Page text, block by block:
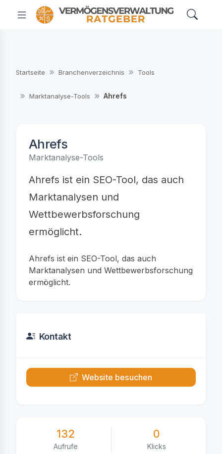
Startseite Branchenverzeichnis Tools
Marktanalyse-Tools Ahrefs
Ahrefs
Marktanalyse-Tools
Ahrefs ist ein SEO-Tool, das auch
Marktanalysen und
Wettbewerbsforschung
ermöglicht.
Ahrefs ist ein SEO-Tool, das auch
Marktanalysen und Wettbewerbsforschung
ermöglicht.
Kontakt
Website besuchen
132
Aufrufe
0
Klicks